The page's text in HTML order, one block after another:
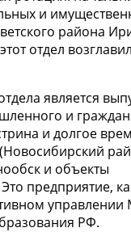
и
района
отдел возглавил
является
и
и долгое
и объекты
предприятие,
управлении
РФ.